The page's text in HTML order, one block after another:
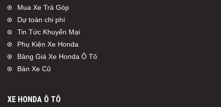
Mua Xe Trả Góp
Dự toán chi phí
Tin Tức Khuyến Mại
Phụ Kiện Xe Honda
Bảng Giá Xe Honda Ô Tô
Bán Xe Cũ
XE HONDA Ô TÔ